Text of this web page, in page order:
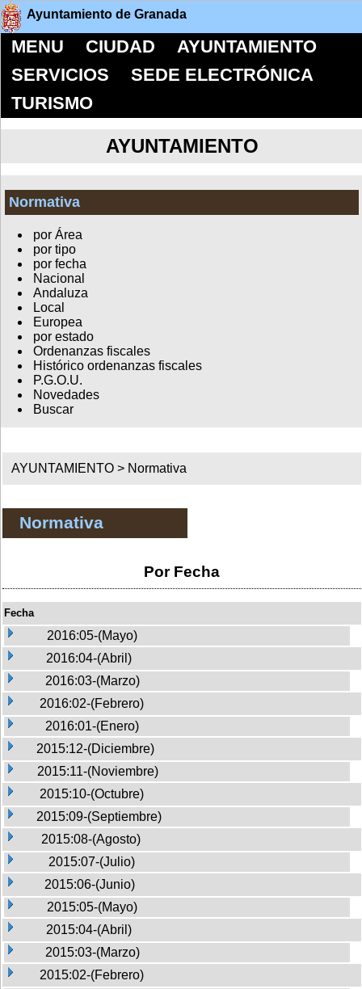
Ayuntamiento de Granada
MENU CIUDAD
AYUNTAMIENTO
SERVICIOS
SEDE ELECTRÓNICA
TURISMO
AYUNTAMIENTO
Normativa
por Área
por tipo
por fecha
Nacional
Andaluza
Local
Europea
por estado
Ordenanzas fiscales
Histórico ordenanzas fiscales
P.G.O.U.
Novedades
Buscar
AYUNTAMIENTO > Normativa
Normativa
Por Fecha
Fecha
2016:05-(Mayo)
2016:04-(Abril)
2016:03-(Marzo)
2016:02-(Febrero)
2016:01-(Enero)
2015:12-(Diciembre)
2015:11-(Noviembre)
2015:10-(Octubre)
2015:09-(Septiembre)
2015:08-(Agosto)
2015:07-(Julio)
2015:06-(Junio)
2015:05-(Mayo)
2015:04-(Abril)
2015:03-(Marzo)
2015:02-(Febrero)